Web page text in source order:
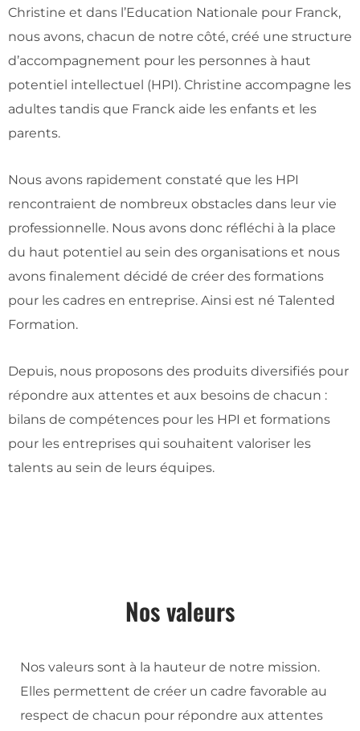
Christine et dans l’Education Nationale pour Franck,
nous avons, chacun de notre côté, créé une structure
d’accompagnement pour les personnes à haut
potentiel intellectuel (HPI). Christine accompagne les
adultes tandis que Franck aide les enfants et les
parents.
Nous avons rapidement constaté que les HPI
rencontraient de nombreux obstacles dans leur vie
professionnelle. Nous avons donc réfléchi à la place
du haut potentiel au sein des organisations et nous
avons finalement décidé de créer des formations
pour les cadres en entreprise. Ainsi est né Talented
Formation.
Depuis, nous proposons des produits diversifiés pour
répondre aux attentes et aux besoins de chacun :
bilans de compétences pour les HPI et formations
pour les entreprises qui souhaitent valoriser les
talents au sein de leurs équipes.
Nos valeurs
Nos valeurs sont à la hauteur de notre mission.
Elles permettent de créer un cadre favorable au
respect de chacun pour répondre aux attentes